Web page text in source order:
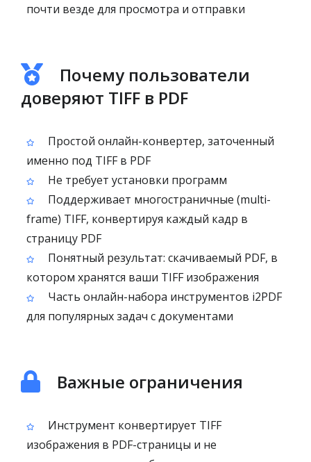
почти везде для просмотра и отправки
Почему пользователи
доверяют TIFF в PDF
Простой онлайн-конвертер, заточенный
именно под TIFF в PDF
Не требует установки программ
Поддерживает многостраничные (multi-
frame) TIFF, конвертируя каждый кадр в
страницу PDF
Понятный результат: скачиваемый PDF, в
котором хранятся ваши TIFF изображения
Часть онлайн-набора инструментов i2PDF
для популярных задач с документами
Важные ограничения
Инструмент конвертирует TIFF
изображения в PDF-страницы и не